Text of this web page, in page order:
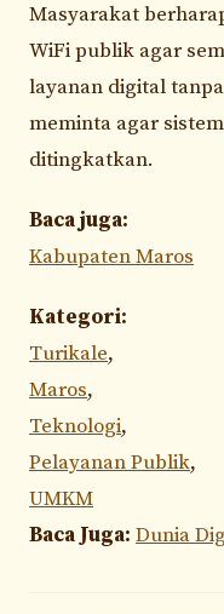
Masyarakat
WiFi publik agar
layanan digital
meminta agar
ditingkatkan.
Baca juga:
Kabupaten Maros
Kategori:
Turikale,
Maros,
Teknologi,
Pelayanan Publik,
UMKM
Baca Juga: Dunia